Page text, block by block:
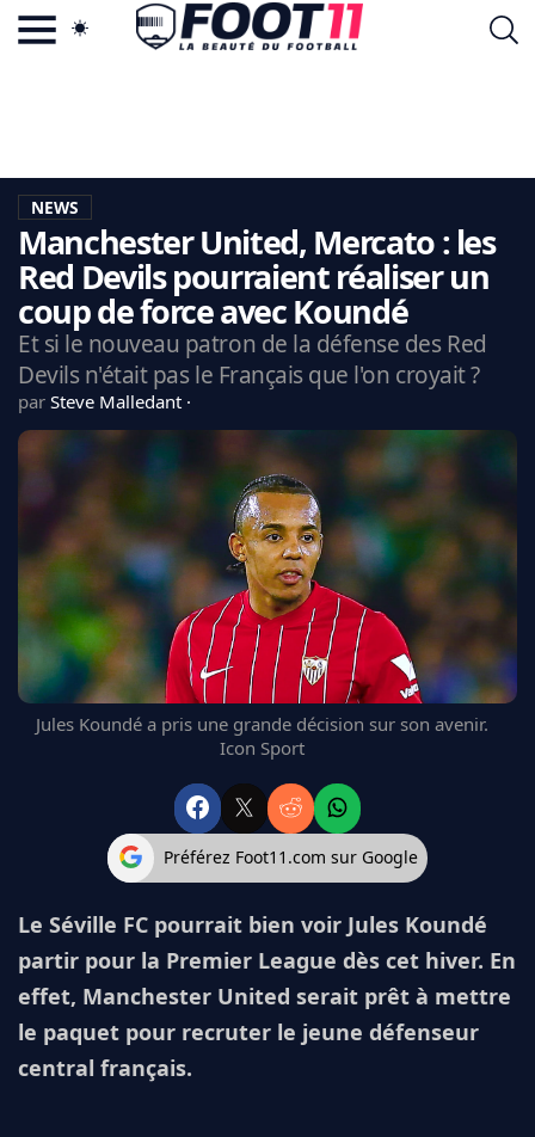
LA CHARTE
VIE PRIVÉE
CGU
CONTACTEZ-NOUS
MERCATO
REAL MADRID
FC BARCELONE
MANCHESTER UNITED
CHELSEA
ARSENAL
BAYERN
L'AVIS DE LA RÉDAC'
NEWS
Manchester United, Mercato : les
Red Devils pourraient réaliser un
coup de force avec Koundé
Et si le nouveau patron de la défense des Red
Devils n'était pas le Français que l'on croyait ?
par Steve Malledant
Jules Koundé a pris une grande décision sur son avenir.
Icon Sport
Préférez Foot11.com sur Google
Le Séville FC pourrait bien voir Jules Koundé
partir pour la Premier League dès cet hiver. En
effet, Manchester United serait prêt à mettre
le paquet pour recruter le jeune défenseur
central français.